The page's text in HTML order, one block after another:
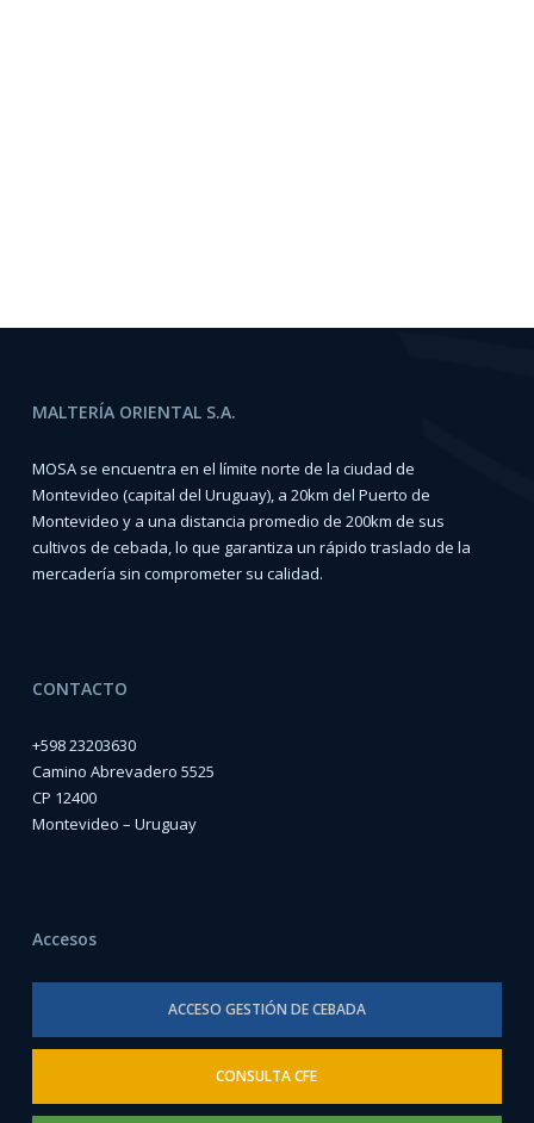
MALTERÍA ORIENTAL S.A.
MOSA se encuentra en el límite norte de la ciudad de
Montevideo (capital del Uruguay), a 20km del Puerto de
Montevideo y a una distancia promedio de 200km de sus
cultivos de cebada, lo que garantiza un rápido traslado de la
mercadería sin comprometer su calidad.
CONTACTO
+598 23203630
Camino Abrevadero 5525
CP 12400
Montevideo – Uruguay
Accesos
ACCESO GESTIÓN DE CEBADA
CONSULTA CFE